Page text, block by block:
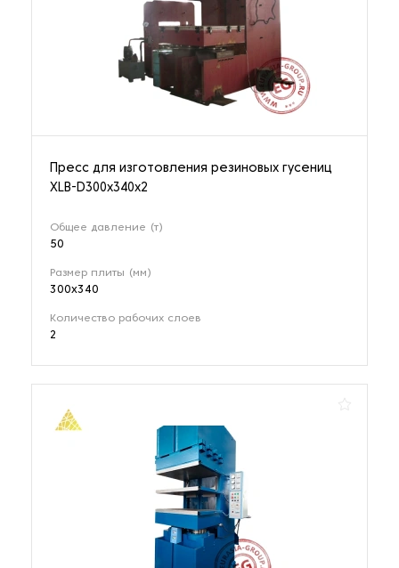
Пресс для изготовления резиновых гусениц
XLB-D300х340х2
Общее давление (т)
50
Размер плиты (мм)
300x340
Количество рабочих слоев
2